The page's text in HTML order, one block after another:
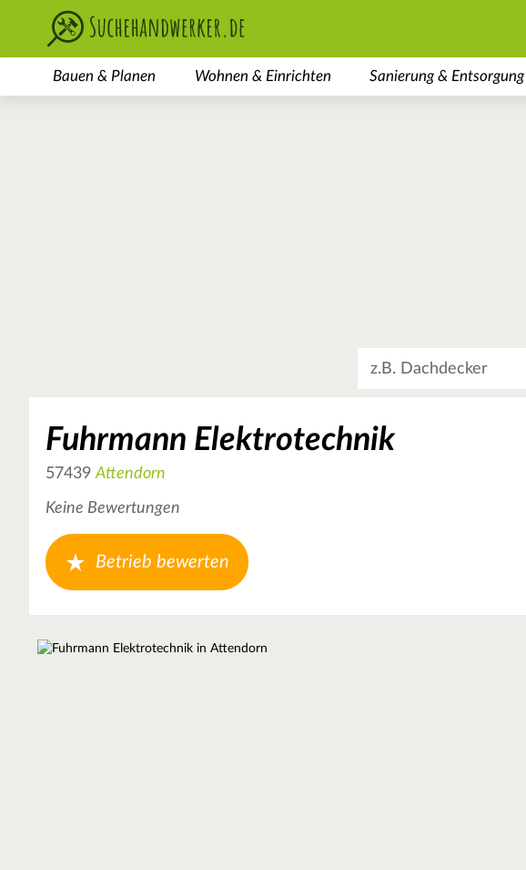
Bauen & Planen Wohnen & Einrichten Sanierung & Entsorgung
Fuhrmann Elektrotechnik
57439Attendorn
Keine Bewertungen
Betrieb bewerten